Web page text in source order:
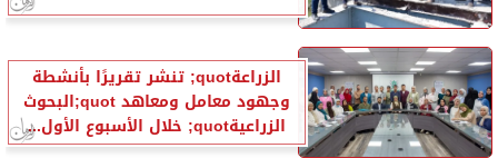
الزراعةquot; تنشر تقريرًا بأنشطة
وجهود معامل ومعاهد quot;البحوث
الزراعيةquot; خلال الأسبوع الأول...